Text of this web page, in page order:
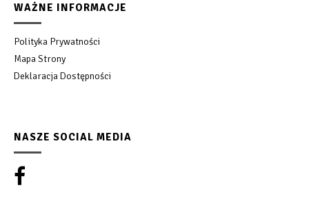
WAŻNE INFORMACJE
Polityka Prywatności
Mapa Strony
Deklaracja Dostępności
NASZE SOCIAL MEDIA